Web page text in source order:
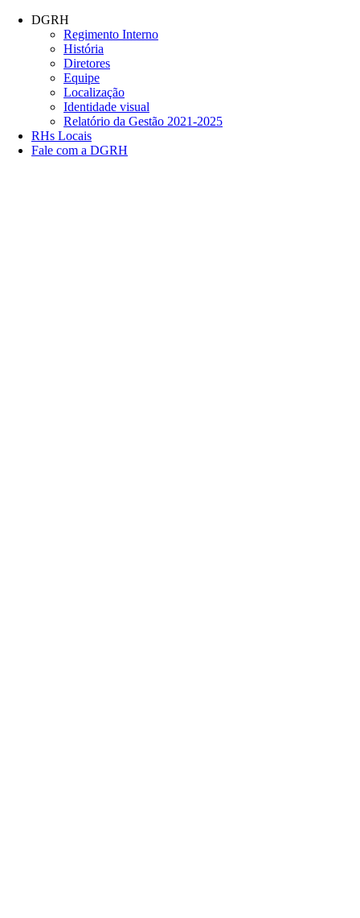
Conteúdo principal
DGRH
Regimento Interno
História
Diretores
Equipe
Localização
Identidade visual
Relatório da Gestão 2021-2025
RHs Locais
Fale com a DGRH